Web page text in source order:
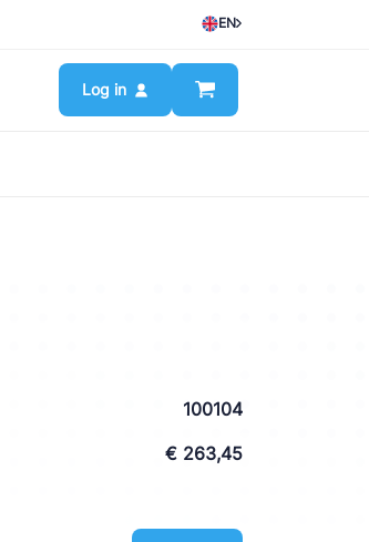
EN
Log in
100104
€ 263,45